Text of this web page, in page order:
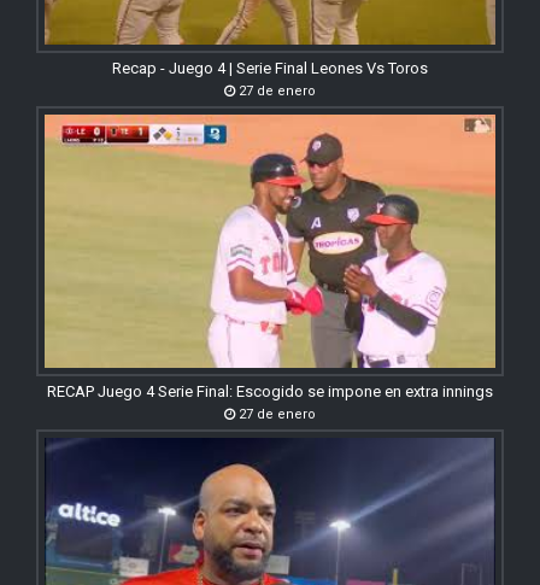
Recap - Juego 4 | Serie Final Leones Vs Toros
27 de enero
RECAP Juego 4 Serie Final: Escogido se impone en extra innings
27 de enero